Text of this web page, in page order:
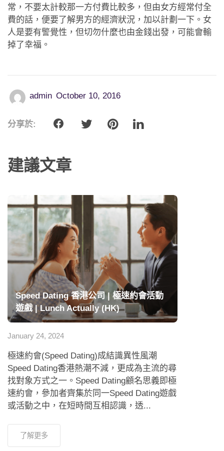
常，不要太計較那一方付費比較多，但由女方經常付全
費的話，便要了解男方的經濟狀況，加以計劃一下。女
人是要有警覺性，但切勿什麼也由金錢出發，可能會輸
掉了幸福。
admin October 10, 2016
分享於:
建議文章
Speed Dating 香港公司 | 極速約會活動
遊戲 | Lunch Actually (HK)
January 24, 2024
極速約會(Speed Dating)成結識異性風潮
Speed Dating香港熱潮不減，更成為主流的尋
找對象方式之一。Speed Dating顧名思義即極
速約會，參加者齊集於同一Speed Dating遊戲
或活動之中，在短時間互相認識，透...
了解更多